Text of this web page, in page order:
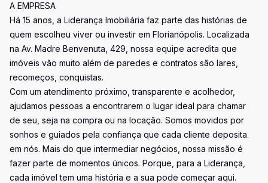
A EMPRESA
Há 15 anos, a Liderança Imobiliária faz parte das histórias de
quem escolheu viver ou investir em Florianópolis. Localizada
na Av. Madre Benvenuta, 429, nossa equipe acredita que
imóveis vão muito além de paredes e contratos são lares,
recomeços, conquistas.
Com um atendimento próximo, transparente e acolhedor,
ajudamos pessoas a encontrarem o lugar ideal para chamar
de seu, seja na compra ou na locação. Somos movidos por
sonhos e guiados pela confiança que cada cliente deposita
em nós. Mais do que intermediar negócios, nossa missão é
fazer parte de momentos únicos. Porque, para a Liderança,
cada imóvel tem uma história e a sua pode começar aqui.